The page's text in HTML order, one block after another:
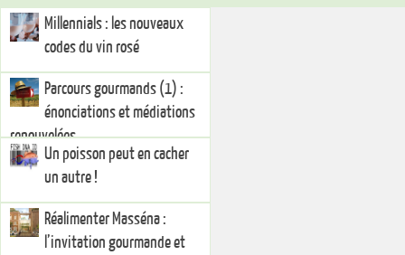
Millennials : les nouveaux
codes du vin rosé
Parcours gourmands (1) :
énonciations et médiations
renouvelées
Un poisson peut en cacher
un autre !
Réalimenter Masséna :
l’invitation gourmande et